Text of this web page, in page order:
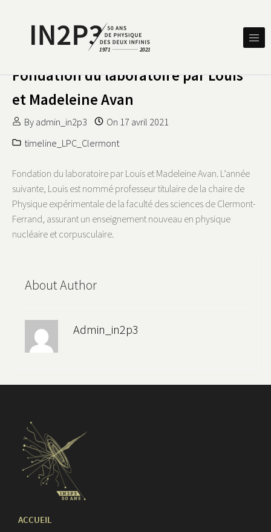
IN2P3 50 ANS DE PHYSIQUE
Fondation du laboratoire par Louis
et Madeleine Avan
By admin_in2p3 On 17 avril 2021
timeline_LPC_Clermont
Fondation du laboratoire par Louis et Madeleine Avan. L’année
suivante, Louis est nommé professeur titulaire de la chaire de
Physique expérimentale de la faculté des sciences de Clermont-
Ferrand, assurant un enseignement nouveau en physique
nucléaire et corpusculaire.
About Author
Admin_in2p3
ACCUEIL